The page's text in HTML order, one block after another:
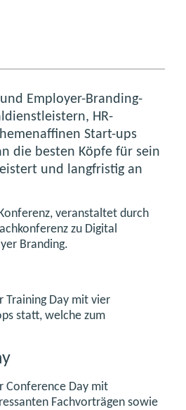
Employer-Branding-
HR-
Start-ups
die besten Köpfe für sein
und langfristig an
veranstaltet durch
zu Digital
Branding.
Training Day mit vier
statt, welche zum
Conference Day mit
Fachvorträgen sowie